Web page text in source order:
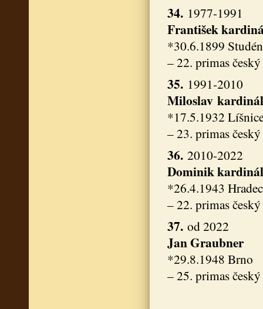
34.1977-1991
František
*30.6.1899
– 22. primas český
35.1991-2010
Miloslav
*17.5.1932
– 23. primas český
36.2010-2022
Dominik
*26.4.1943
– 22. primas český
37.od 2022
Jan Graubner
*29.8.1948 Brno
– 25. primas český